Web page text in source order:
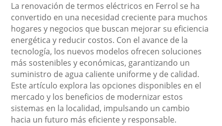
La renovación de termos eléctricos en Ferrol se ha
convertido en una necesidad creciente para muchos
hogares y negocios que buscan mejorar su eficiencia
energética y reducir costos. Con el avance de la
tecnología, los nuevos modelos ofrecen soluciones
más sostenibles y económicas, garantizando un
suministro de agua caliente uniforme y de calidad.
Este artículo explora las opciones disponibles en el
mercado y los beneficios de modernizar estos
sistemas en la localidad, impulsando un cambio
hacia un futuro más eficiente y responsable.